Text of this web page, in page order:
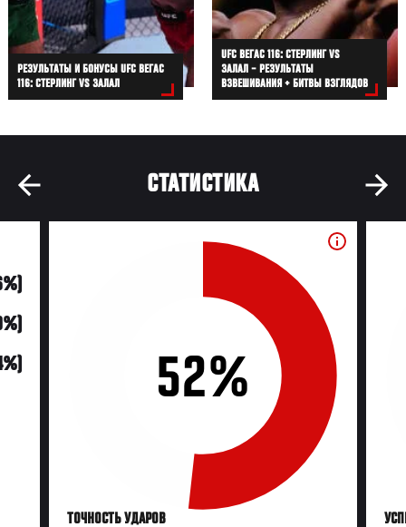
РЕЗУЛЬТАТЫ И БОНУСЫ UFC ВЕГАС
116: СТЕРЛИНГ VS ЗАЛАЛ
UFC ВЕГАС 116: СТЕРЛИНГ VS
ЗАЛАЛ – РЕЗУЛЬТАТЫ
ВЗВЕШИВАНИЯ + БИТВЫ ВЗГЛЯДОВ
СТАТИСТИКА
52%
ТОЧНОСТЬ УДАРОВ